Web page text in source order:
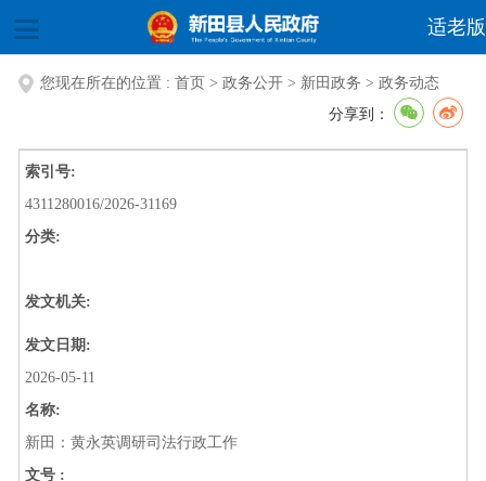
适老版
您现在所在的位置 : 首页 > 政务公开 > 新田政务 > 政务动态
分享到：
索引号:
4311280016/2026-31169
分类:
发文机关:
发文日期:
2026-05-11
名称:
新田：黄永英调研司法行政工作
文号 :